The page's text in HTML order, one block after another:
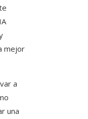
mejor
a
una